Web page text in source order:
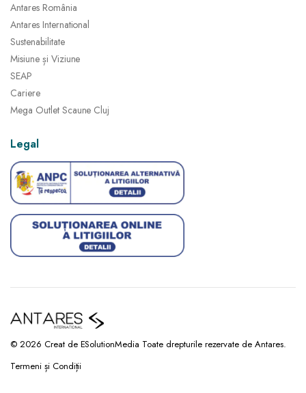
Antares România
Antares International
Sustenabilitate
Misiune și Viziune
SEAP
Cariere
Mega Outlet Scaune Cluj
Legal
© 2026 Creat de ESolutionMedia Toate drepturile rezervate de Antares.
Termeni și Condiții